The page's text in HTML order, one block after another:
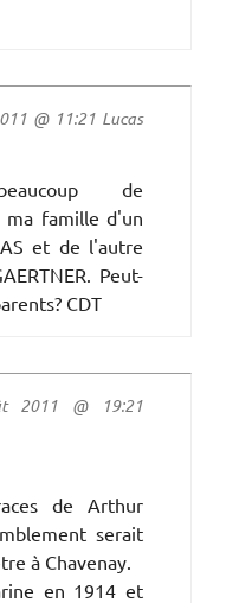
@ 11:21 Lucas
de
ma famille d'un
et de l'autre
Peut-
CDT
2011 @ 19:21
de Arthur
serait
à Chavenay.
en 1914 et